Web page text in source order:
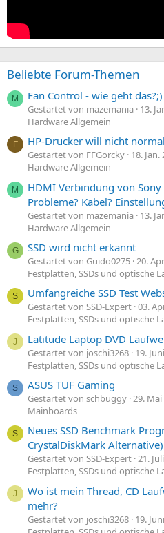
Beliebte Forum-Themen
M Fan Control - wie geht das?;)
Gestartet von mazemania 13.
Hardware Allgemein
F HP-Drucker will nicht
Gestartet von FFGorcky 18. Jan.
Hardware Allgemein
M
HDMI Verbindung von
Probleme? Kabel?
Gestartet von mazemania 13.
Hardware Allgemein
G SSD wird nicht erkannt
Gestartet von Guido0275 20.
Festplatten, SSDs und optische
S Umfangreiche SSD Test
Gestartet von SSD-Expert 03.
Festplatten, SSDs und optische
J Latitude Laptop DVD
Gestartet von joschi3268 19.
Festplatten, SSDs und optische
S ASUS TUF Gaming
Gestartet von schbuggy 29. Mai
Mainboards
S
Neues SSD Benchmark
CrystalDiskMark Alternative)
Gestartet von SSD-Expert 21.
Festplatten, SSDs und optische
J
Wo ist mein Thread, CD
mehr?
Gestartet von joschi3268 19.